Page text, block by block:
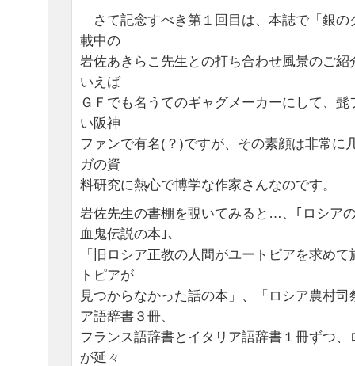
さて記念すべき第１回目は、本誌で「銀の
載中の
岩佐あきらこ先生との打ち合わせ風景のご紹
いえば
ＧＦでも名うてのギャグメーカーにして、
い阪神
ファンで有名(？)ですが、その素顔は非常に
ガの資
料研究に熱心で博学な作家さんなのです。
岩佐先生の書棚を覗いてみると…、｢ロシア
血鬼伝説の本｣、
「旧ロシア正教の人間がユートピアを求め
トピアが
見つからなかった話の本」、「ロシア農村
ア語辞書３冊、
フランス語辞書とイタリア語辞書１冊ずつ
が延々